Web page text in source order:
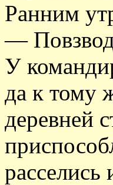
Ранним
—
У
да к тому
деревней